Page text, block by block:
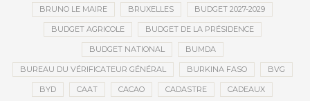
BRUNO LE MAIRE BRUXELLES BUDGET 2027-2029
BUDGET AGRICOLE BUDGET DE LA PRÉSIDENCE
BUDGET NATIONAL BUMDA
BUREAU DU VÉRIFICATEUR GÉNÉRAL BURKINA FASO BVG
BYD CAAT CACAO CADASTRE CADEAUX